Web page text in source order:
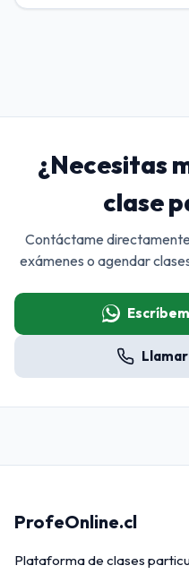
¿Necesitas
clase
Contáctame
exámenes o agendar
ProfeOnline.cl
Plataforma de clases